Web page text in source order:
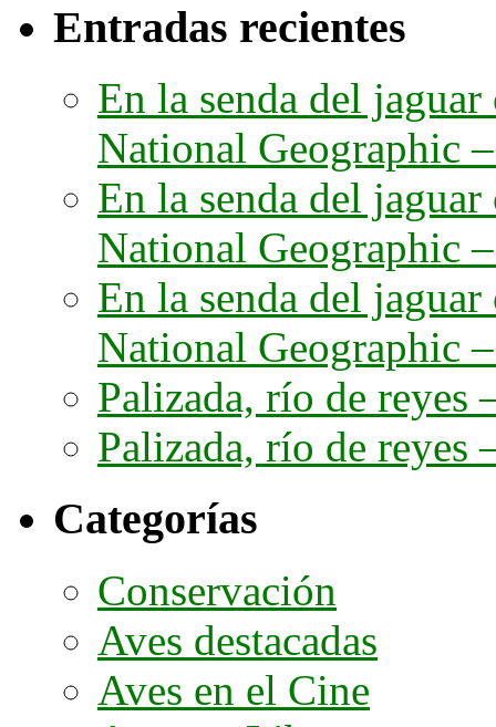
Entradas recientes
En la senda del
National Geographic
En la senda del
National Geographic
En la senda del
National Geographic
Palizada, río de reyes
Palizada, río de reyes
Categorías
Conservación
Aves destacadas
Aves en el Cine